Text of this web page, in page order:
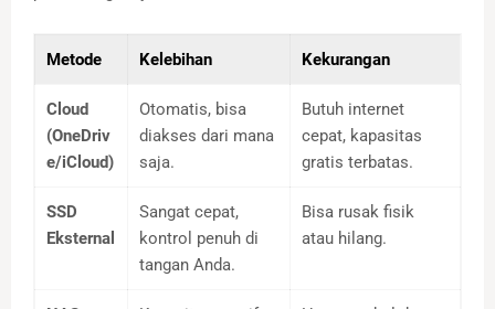
Metode Kelebihan Kekurangan
Cloud
(OneDriv
e/iCloud)
Otomatis, bisa
diakses dari mana
saja.
Butuh internet
cepat, kapasitas
gratis terbatas.
SSD
Eksternal
Sangat cepat,
kontrol penuh di
tangan Anda.
Bisa rusak fisik
atau hilang.